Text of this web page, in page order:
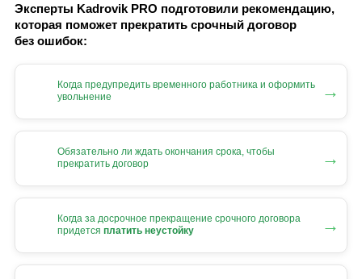
Эксперты Kadrovik PRO подготовили рекомендацию,
которая поможет прекратить срочный договор
без ошибок:
Когда предупредить временного работника и оформить
увольнение
→
Обязательно ли ждать окончания срока, чтобы
прекратить договор
→
Когда за досрочное прекращение срочного договора
придется платить неустойку →